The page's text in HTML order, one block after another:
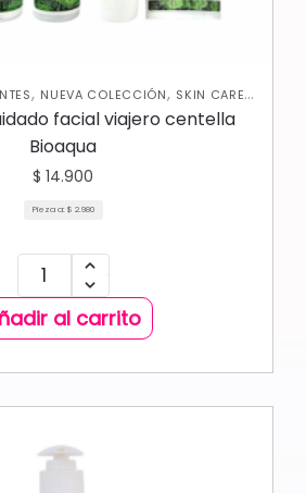
, NUEVA COLECCIÓN, SKIN CARE
FACIAL
facial viajero centella
Bioaqua
$ 14.900
Pieza a: $ 2.980
al carrito